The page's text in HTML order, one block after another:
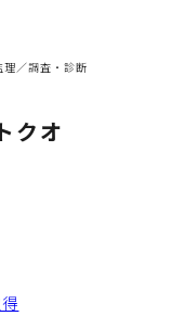
／調査・診断
クオ